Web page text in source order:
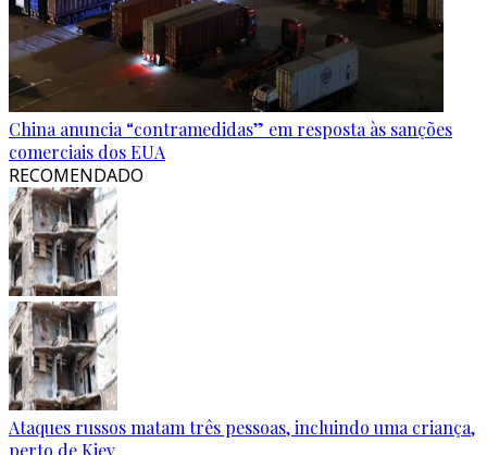
China anuncia “contramedidas” em resposta às sanções
comerciais dos EUA
RECOMENDADO
Ataques russos matam três pessoas, incluindo uma criança,
perto de Kiev